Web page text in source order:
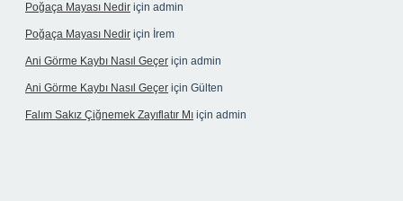
Poğaça Mayası Nedir için admin
Poğaça Mayası Nedir için İrem
Ani Görme Kaybı Nasıl Geçer için admin
Ani Görme Kaybı Nasıl Geçer için Gülten
Falım Sakız Çiğnemek Zayıflatır Mı için admin